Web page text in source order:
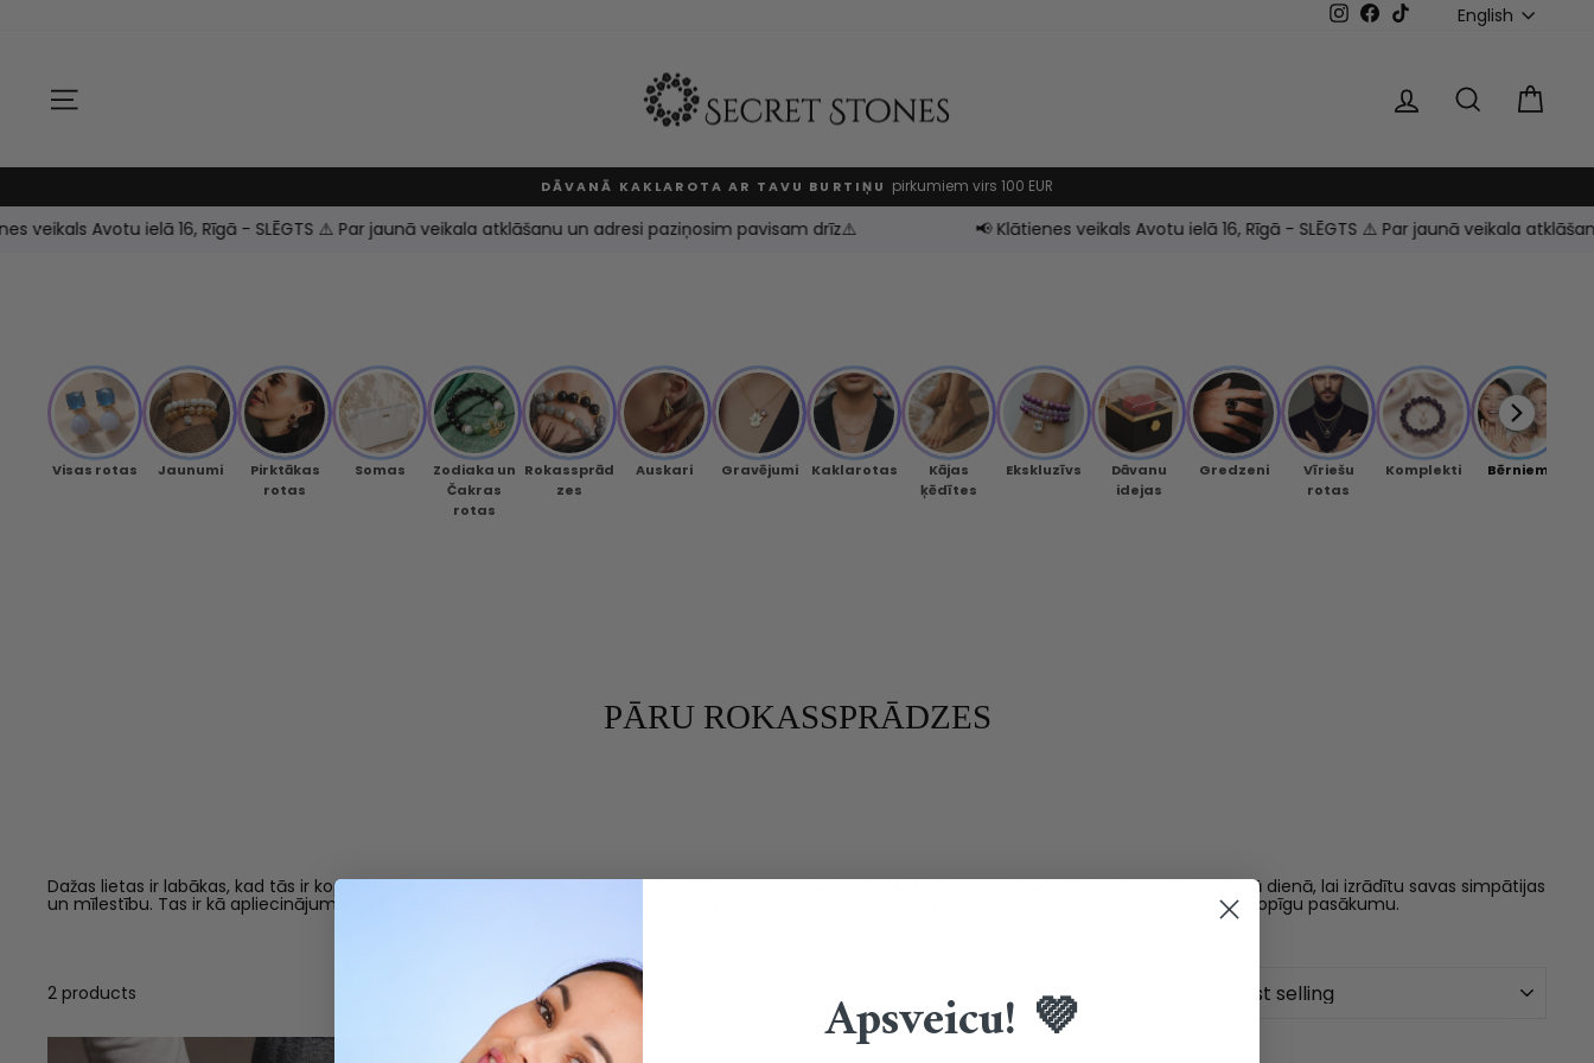
Instagram
Facebook English
LOG IN SEARCH
Pause
slideshow
DĀVANĀ KAKLAROTA AR TAVU BURTIŅU pirkumiem virs 100 EUR
Avotu ielā 16, Rīgā - SLĒGTS ⚠️ Par jaunā veikala atklāšanu un adresi paziņosim pavisam drīz⚠️ 📢 Klātienes veikals Avotu ielā 16, Rīgā - SLĒGTS ⚠️ Par jaunā veikala
Visas rotas Jaunumi
Pirktākas
rotas
Somas
Zodiaka un
Čakras
rotas
Rokassprād
zes
Auskari Gravējumi Kaklarotas
Kājas
ķēdītes
Ekskluzīvs
Dāvanu
idejas
Gredzeni
Vīriešu
rotas
Komplekti Bērniem
PĀRU ROKASSPRĀDZES
Dažas lietas ir labākas, kad tās ir kopā. Tie var būt cilvēki, un tās var būt lietas. Pāru rokassprādzes ir lieliska dāvana gadadienā vai citā pārim svarīgā dienā, lai izrādītu savas simpātijas
un mīlestību. Tas ir kā apliecinājums, ka Tu domā par otru arī tad, kad neesat blakus. Turklāt tas ir arī veids, kā saskaņot savus tērpus, dodoties uz kopīgu pasākumu.
2 products Apsveicu! 💜